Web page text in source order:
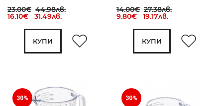
23.00€ 44.98лв.
16.10€ 31.49лв.
КУПИ
14.00€ 27.38лв.
9.80€ 19.17лв.
КУПИ
30% 30%